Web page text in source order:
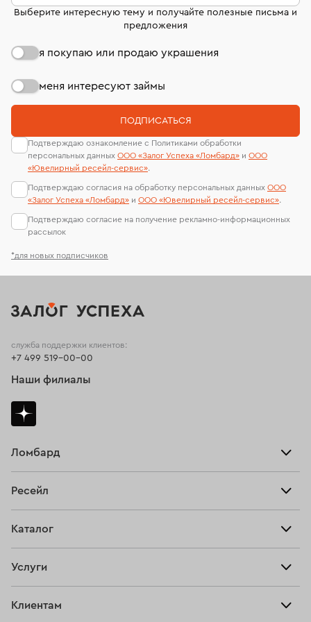
*для новых подписчиков
Выберите интересную тему и получайте полезные письма и
предложения
я покупаю или продаю украшения
меня интересуют займы
ПОДПИСАТЬСЯ
Подтверждаю ознакомление с Политиками обработки
персональных данных ООО «Залог Успеха «Ломбард» и ООО
«Ювелирный ресейл-сервиc».
Подтверждаю согласия на обработку персональных данных ООО
«Залог Успеха «Ломбард» и ООО «Ювелирный ресейл-сервиc».
Подтверждаю согласие на получение рекламно-информационных
рассылок
Ломбард
Тарифы
Ресейл
Купить
Каталог
Серьги
Услуги
Клиентам
служба поддержки клиентов:
+7 499 519-00-00
Наши филиалы